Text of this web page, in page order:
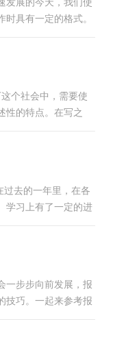
发展的今天，我们使
具有一定的格式。
个社会中，需要使
性的特点。在写之
过去的一年里，在各
学习上有了一定的进
一步步向前发展，报
技巧。一起来参考报